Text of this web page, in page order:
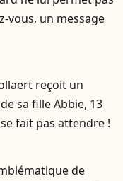
vous, un message
reçoit un
sa fille Abbie, 13
fait pas attendre !
de